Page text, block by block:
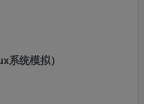
系统模拟）